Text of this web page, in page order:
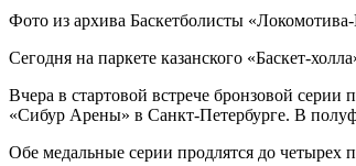
Фото из архива Баскетболисты
Сегодня на паркете казанского «Баскет-
Вчера в стартовой встрече бронзовой
«Сибур Арены» в Санкт-Петербурге. В
Обе медальные серии продлятся до четырех